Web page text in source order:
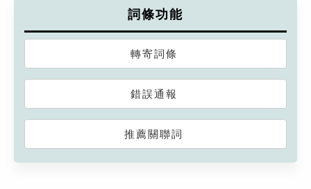
詞條功能
轉寄詞條
錯誤通報
推薦關聯詞